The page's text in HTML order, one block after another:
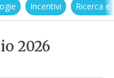
Incentivi Ricerca
2026